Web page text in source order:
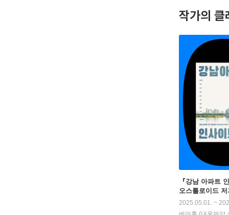
는 사람
작가의
『강남 아파트
오스틀로이드
2025.05.01. ~